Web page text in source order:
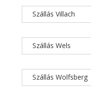
Szállás Villach
Szállás Wels
Szállás Wolfsberg